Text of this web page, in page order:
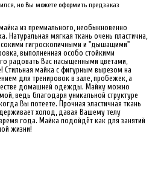
но Вы можете оформить предзаказ
из премиального, необыкновенно
Натуральная мягкая ткань очень пластична,
гигроскопичными и "дышащими"
выполненная особо стойкими
радовать Вас насыщенными цветами,
Стильная майка с фигурным вырезом на
для тренировок в зале, пробежек, а
домашней одежды. Майку можно
ведь благодаря уникальной структуре
Вы потеете. Прочная эластичная ткань
холод, давая Вашему телу
года. Майка подойдёт как для занятий
жизни!